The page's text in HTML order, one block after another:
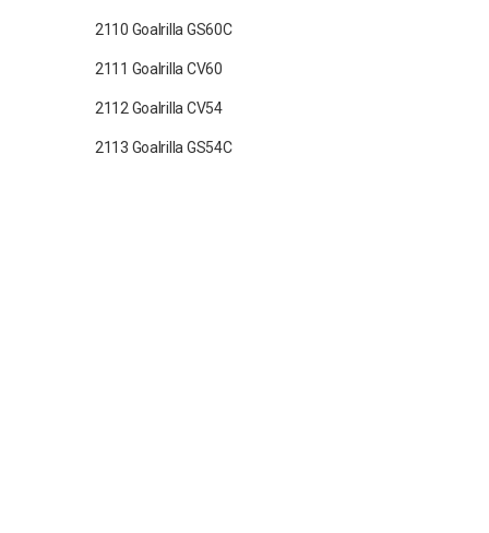
2110 Goalrilla GS60C
2111 Goalrilla CV60
2112 Goalrilla CV54
2113 Goalrilla GS54C